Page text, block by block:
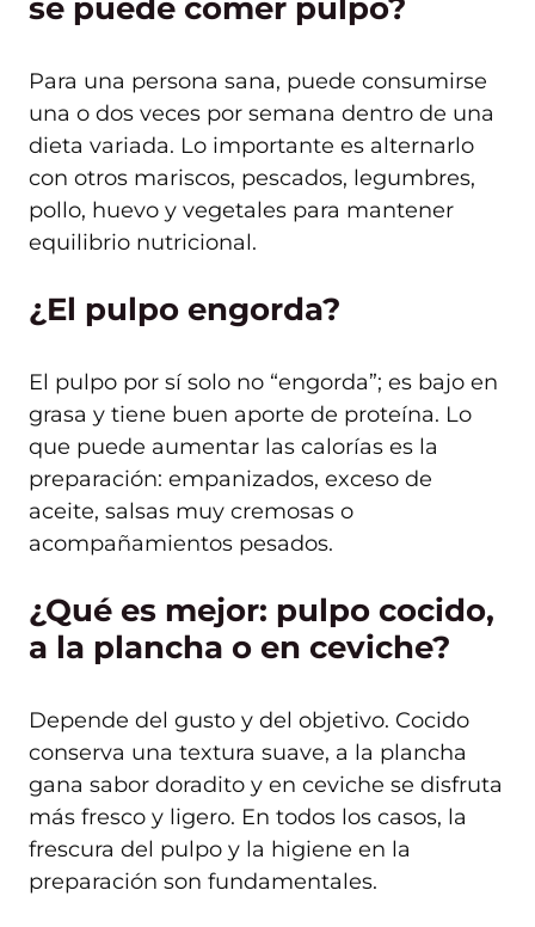
se puede comer pulpo?
Para una persona sana, puede consumirse
una o dos veces por semana dentro de una
dieta variada. Lo importante es alternarlo
con otros mariscos, pescados, legumbres,
pollo, huevo y vegetales para mantener
equilibrio nutricional.
¿El pulpo engorda?
El pulpo por sí solo no “engorda”; es bajo en
grasa y tiene buen aporte de proteína. Lo
que puede aumentar las calorías es la
preparación: empanizados, exceso de
aceite, salsas muy cremosas o
acompañamientos pesados.
¿Qué es mejor: pulpo cocido,
a la plancha o en ceviche?
Depende del gusto y del objetivo. Cocido
conserva una textura suave, a la plancha
gana sabor doradito y en ceviche se disfruta
más fresco y ligero. En todos los casos, la
frescura del pulpo y la higiene en la
preparación son fundamentales.